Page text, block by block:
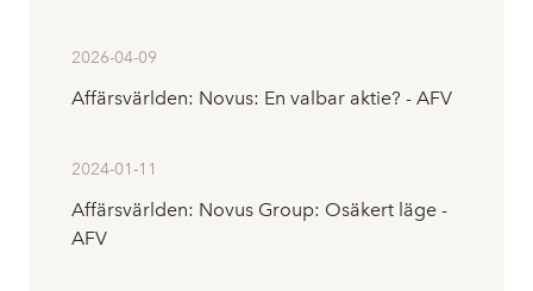
2026-04-09
Affärsvärlden: Novus: En valbar aktie? - AFV
2024-01-11
Affärsvärlden: Novus Group: Osäkert läge -
AFV